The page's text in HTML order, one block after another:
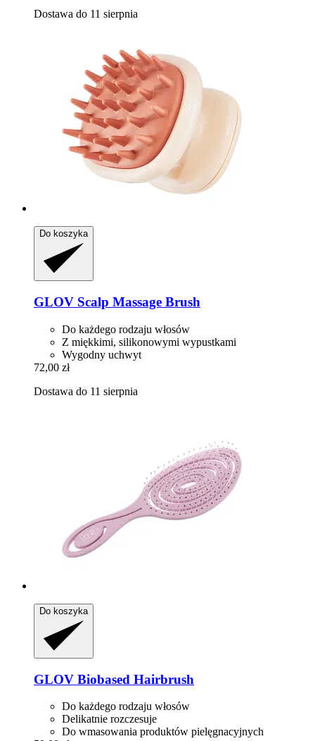
Dostawa do 11 sierpnia
Do koszyka
GLOV Scalp Massage Brush
Do każdego rodzaju włosów
Z miękkimi, silikonowymi wypustkami
Wygodny uchwyt
72,00 zł
Dostawa do 11 sierpnia
Do koszyka
GLOV Biobased Hairbrush
Do każdego rodzaju włosów
Delikatnie rozczesuje
Do wmasowania produktów pielęgnacyjnych